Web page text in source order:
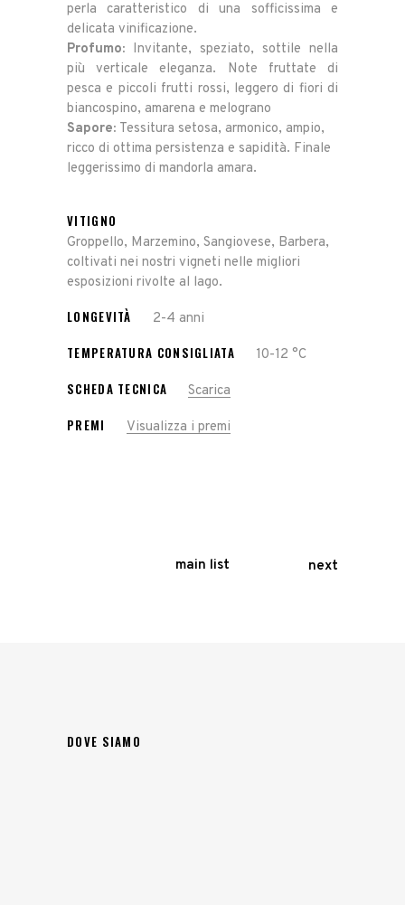
perla caratteristico di una sofficissima e
delicata vinificazione.
Profumo: Invitante, speziato, sottile nella
più verticale eleganza. Note fruttate di
pesca e piccoli frutti rossi, leggero di fiori di
biancospino, amarena e melograno
Sapore: Tessitura setosa, armonico, ampio,
ricco di ottima persistenza e sapidità. Finale
leggerissimo di mandorla amara.
VITIGNO
Groppello, Marzemino, Sangiovese, Barbera,
coltivati nei nostri vigneti nelle migliori
esposizioni rivolte al lago.
LONGEVITÀ 2-4 anni
TEMPERATURA CONSIGLIATA 10-12 °C
SCHEDA TECNICA Scarica
PREMI Visualizza i premi
main list next
DOVE SIAMO